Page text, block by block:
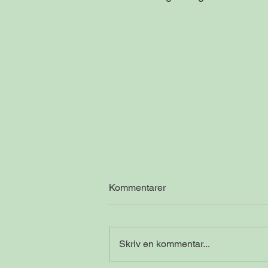
Kommentarer
Skriv en kommentar...